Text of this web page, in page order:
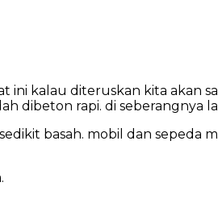
kalau diteruskan kita akan
dibeton rapi. di seberangnya
basah. mobil dan